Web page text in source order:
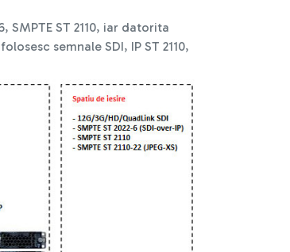
ST 2110, iar datorita
semnale SDI, IP ST 2110,